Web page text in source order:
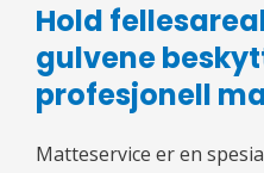
Hold
gulvene
profesjonell
Matteservice er en